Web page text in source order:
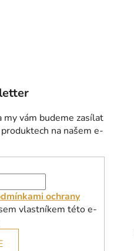
vám budeme zasílat
na našem e-
ochrany
vlastníkem této e-